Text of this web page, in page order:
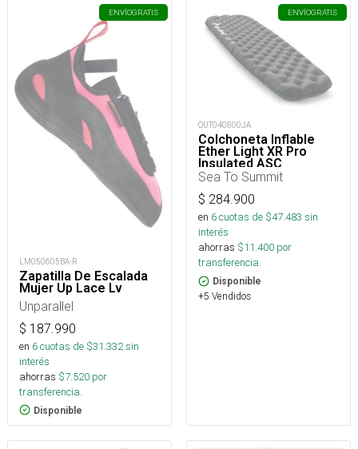
ENVÍOGRATIS
LM050605BA-R
Zapatilla De Escalada
Mujer Up Lace Lv
Unparallel
$ 187.990
en 6cuotas de $31.332sin
interés
ahorras $7.520 por
transferencia.
Disponible
ENVÍOGRATIS
OUT040800JA
Colchoneta Inflable
Ether Light XR Pro
Insulated ASC
Rect.Reg.Wide
Sea To Summit
$ 284.900
en 6cuotas de $47.483 sin
interés
ahorras $11.400 por
transferencia.
Disponible
+5 Vendidos